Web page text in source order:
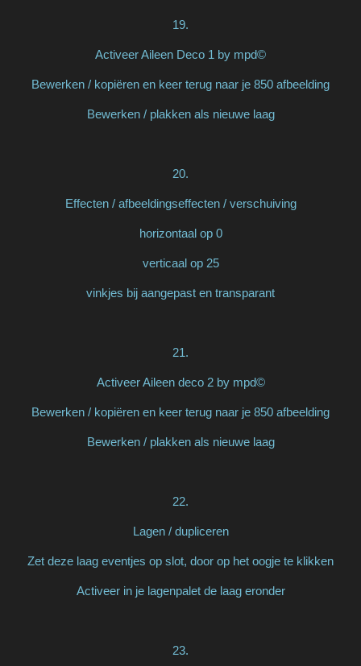
19.
Activeer Aileen Deco 1 by mpd©
Bewerken / kopiëren en keer terug naar je 850 afbeelding
Bewerken / plakken als nieuwe laag
20.
Effecten / afbeeldingseffecten / verschuiving
horizontaal op 0
verticaal op 25
vinkjes bij aangepast en transparant
21.
Activeer Aileen deco 2 by mpd©
Bewerken / kopiëren en keer terug naar je 850 afbeelding
Bewerken / plakken als nieuwe laag
22.
Lagen / dupliceren
Zet deze laag eventjes op slot, door op het oogje te klikken
Activeer in je lagenpalet de laag eronder
23.